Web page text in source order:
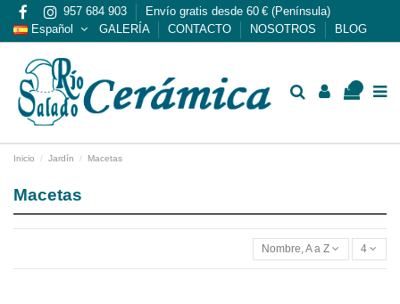
957 684 903
Envío gratis desde 60 € (Península)
Español
GALERÍA CONTACTO NOSOTROS BLOG
Inicio Jardín Macetas
Macetas
Nombre, A a Z 4